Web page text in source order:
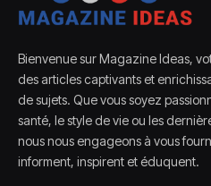
Bienvenue sur Magazine Ideas,
des articles captivants et
de sujets. Que vous soyez
santé, le style de vie ou les
nous nous engageons à vous
informent, inspirent et éduquent.